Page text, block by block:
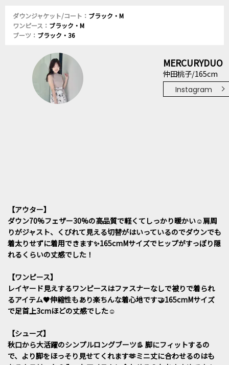
ダウンジャケット/コート： ブラック・M
ワンピース： ブラック・M
ブーツ： ブラック・36
MERCURYDUO
仲田桃子/165cm
Instagram
【アウター】
ダウン70%フェザー30%の高品質で軽くてしっかり暖かい☺️肩周
りがジャスト、くびれて見える切替がはいっているのでダウンでも
着太りせずに着用できます✨165cmMサイズでヒップがすっぽり隠
れるくらいの丈感でした！
【ワンピース】
レイヤード見えするワンピースはファスナーなしで被りで着られ
るアイテム🖤伸縮性もあり楽ちんな着心地です🤝165cmMサイズ
で足首上3cmほどの丈感でした☺️
【シューズ】
秋口から大活躍のシンプルロングブーツ👢 脚にフィットするの
で、より脚をほっそり見せてくれます🫶ミニ丈に合わせるのはも